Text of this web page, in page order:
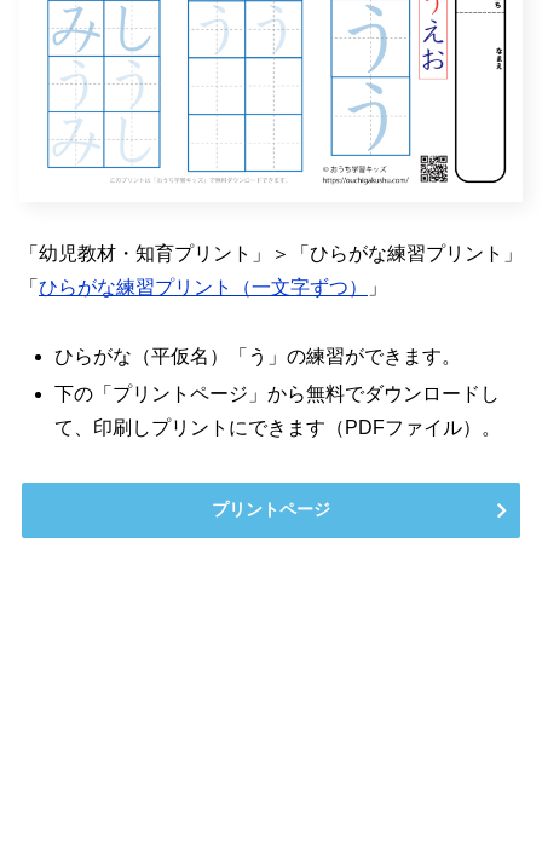
「幼児教材・知育プリント」＞「ひらがな練習プリント」
「 ひらがな練習プリント（一文字ずつ） 」
ひらがな（平仮名）「う」の練習ができます。
下の「プリントページ」から無料でダウンロードし
て、印刷しプリントにできます（PDFファイル）。
プリントページ